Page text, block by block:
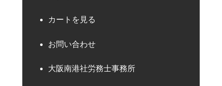
カートを見る
お問い合わせ
大阪南港社労務士事務所